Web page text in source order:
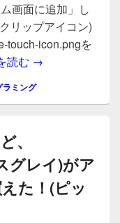
画面に追加」し
リップアイコン)
touch-icon.pngを
読む スマホでお気に
→
ラミング
、
グレイ)がア
た！(ピッ